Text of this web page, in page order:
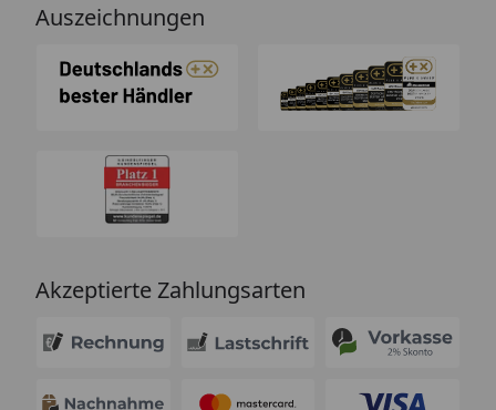
Auszeichnungen
Akzeptierte Zahlungsarten